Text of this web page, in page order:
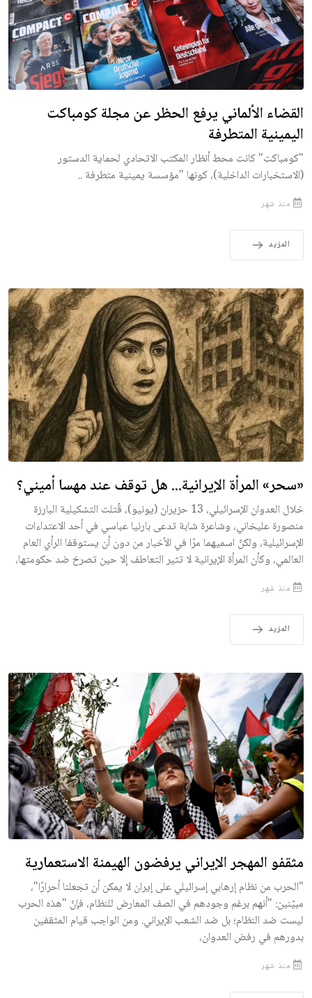
القضاء الألماني يرفع الحظر عن مجلة كومباكت
اليمينية المتطرفة
"كومباكت" كانت محط أنظار المكتب الاتحادي لحماية الدستور
(الاستخبارات الداخلية)، كونها "مؤسسة يمينية متطرفة ..
منذ شهر
المزيد
«سحر» المرأة الإيرانية... هل توقف عند مهسا أميني؟
خلال العدوان الإسرائيلي، 13 حزيران (يونيو)، قُتلت التشكيلية البارزة
منصورة عليخاني، وشاعرة شابة تدعى بارنيا عباسي في أحد الاعتداءات
الإسرائيلية، ولكنّ اسميهما مرّا في الأخبار من دون أن يستوقفا الرأي العام
العالمي، وكأن المرأة الإيرانية لا تثير التعاطف إلا حين تصرخ ضد حكومتها،
منذ شهر
المزيد
مثقفو المهجر الإيراني يرفضون الهيمنة الاستعمارية
"الحرب من نظام إرهابي إسرائيلي على إيران لا يمكن أن تجعلنا أحرارًا"،
مبيّنين: "أنهم برغم وجودهم في الصف المعارض للنظام، فإنّ "هذه الحرب
ليست ضد النظام؛ بل ضد الشعب الإيراني. ومن الواجب قيام المثقفين
بدورهم في رفض العدوان،
منذ شهر